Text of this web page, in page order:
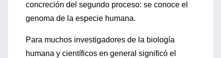
concreción del segundo proceso: se conoce el
genoma de la especie humana.
Para muchos investigadores de la biología
humana y científicos en general significó el